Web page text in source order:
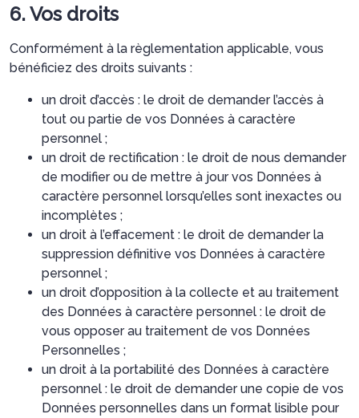
6. Vos droits
Conformément à la règlementation applicable, vous
bénéficiez des droits suivants :
un droit d’accès : le droit de demander l’accès à
tout ou partie de vos Données à caractère
personnel ;
un droit de rectification : le droit de nous demander
de modifier ou de mettre à jour vos Données à
caractère personnel lorsqu’elles sont inexactes ou
incomplètes ;
un droit à l’effacement : le droit de demander la
suppression définitive vos Données à caractère
personnel ;
un droit d’opposition à la collecte et au traitement
des Données à caractère personnel : le droit de
vous opposer au traitement de vos Données
Personnelles ;
un droit à la portabilité des Données à caractère
personnel : le droit de demander une copie de vos
Données personnelles dans un format lisible pour